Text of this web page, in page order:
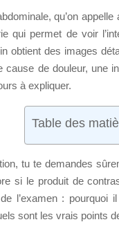
qu’on
qui permet de voir
obtient des images
cause de douleur, une
à expliquer.
Table des
tu te demandes
si le produit de
l’examen : pourquoi
sont les vrais points